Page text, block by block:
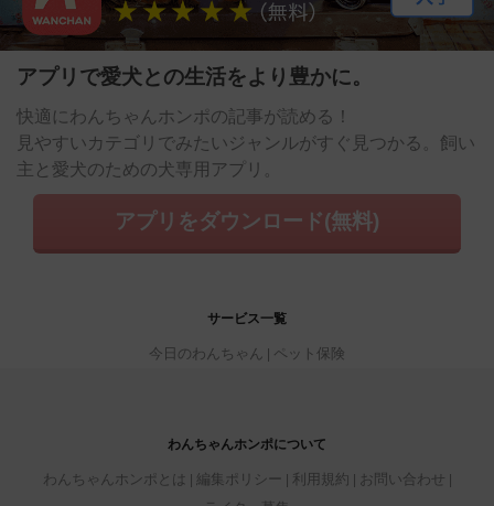
アプリで愛犬との生活をより豊かに。
快適にわんちゃんホンポの記事が読める！
見やすいカテゴリでみたいジャンルがすぐ見つかる。飼い
主と愛犬のための犬専用アプリ。
アプリをダウンロード(無料)
サービス一覧
今日のわんちゃん ペット保険
わんちゃんホンポについて
わんちゃんホンポとは 編集ポリシー 利用規約
お問い合わせ